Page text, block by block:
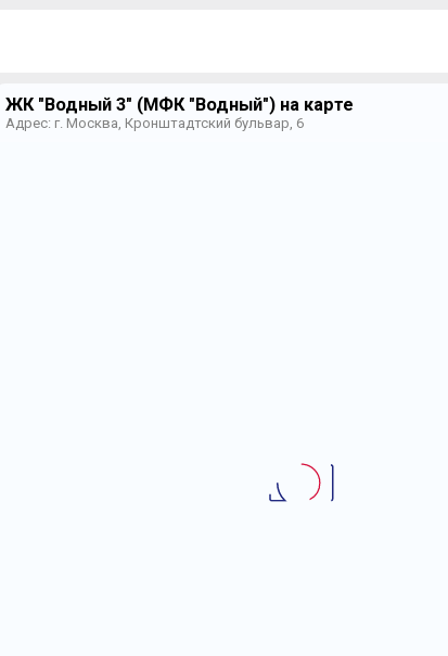
ЖК "Водный 3" (МФК "Водный") на карте
Адрес: г. Москва, Кронштадтский бульвар, 6